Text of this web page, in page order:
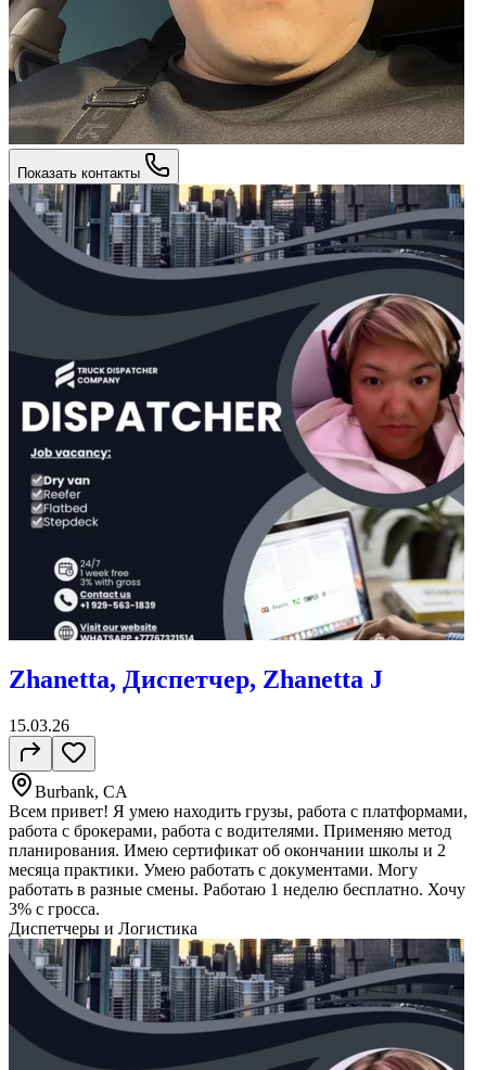
Показать контакты
Zhanetta, Диспетчер, Zhanetta J
15.03.26
Burbank, CA
Всем привет! Я умею находить грузы, работа с платформами,
работа с брокерами, работа с водителями. Применяю метод
планирования. Имею сертификат об окончании школы и 2
месяца практики. Умею работать с документами. Могу
работать в разные смены. Работаю 1 неделю бесплатно. Хочу
3% с гросса.
Диспетчеры и Логистика